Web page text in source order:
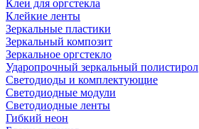
Клеи для оргстекла
Клейкие ленты
Зеркальные пластики
Зеркальный композит
Зеркальное оргстекло
Ударопрочный зеркальный полистирол
Светодиоды и комплектующие
Светодиодные модули
Светодиодные ленты
Гибкий неон